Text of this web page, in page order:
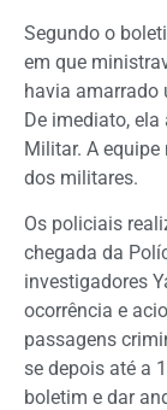
Segundo o
em que
havia amarrado
De imediato,
Militar. A
dos militares.
Os policiais
chegada da
investigadores
ocorrência e
passagens
se depois até a
boletim e dar